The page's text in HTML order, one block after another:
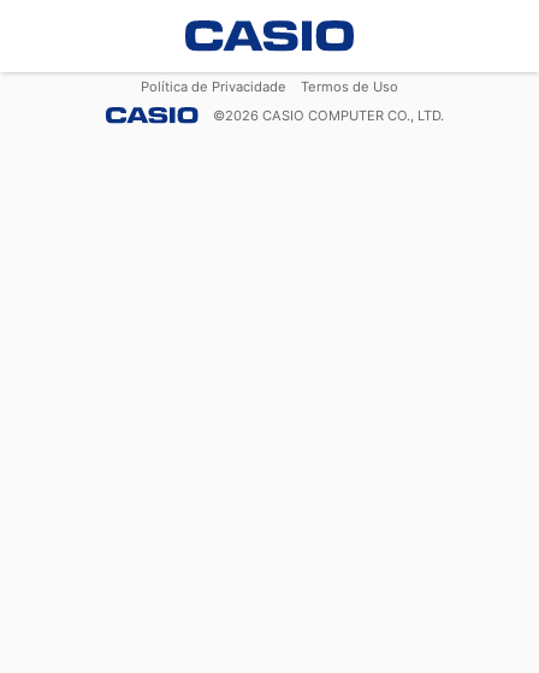
Política de Privacidade
Termos de Uso
©2026 CASIO COMPUTER CO., LTD.